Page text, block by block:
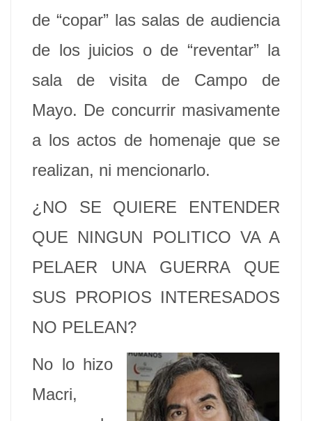
de “copar” las salas de audiencia
de los juicios o de “reventar” la
sala de visita de Campo de
Mayo. De concurrir masivamente
a los actos de homenaje que se
realizan, ni mencionarlo.
¿NO SE QUIERE ENTENDER
QUE NINGUN POLITICO VA A
PELAER UNA GUERRA QUE
SUS PROPIOS INTERESADOS
NO PELEAN?
No lo hizo
Macri,